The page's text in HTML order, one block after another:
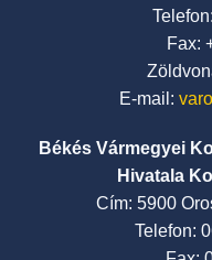
Fax:
E-mail:
Békés Vármegyei
Hivatala
Cím: 5900
Telefon: